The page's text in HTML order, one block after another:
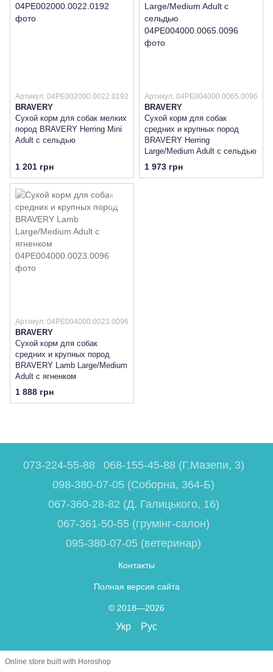
Артикул: 04PE002000.0022.0192
BRAVERY
Сухой корм для собак мелких
пород BRAVERY Herring Mini
Adult с сельдью
1 201 грн
Артикул: 04PE004000.0065.0096
BRAVERY
Сухой корм для собак
средних и крупных пород
BRAVERY Herring
Large/Medium Adult с сельдью
1 973 грн
Артикул: 04PE004000.0023.0096
BRAVERY
Сухой корм для собак
средних и крупных пород
BRAVERY Lamb Large/Medium
Adult с ягненком
1 888 грн
073-224-55-88
068-155-45-88 (Г.Мазепи, 3)
098-380-07-05 (Соборна, 364-Б)
067-360-28-82 (Д. Галицького, 16)
067-361-50-55 (грумінг-салон)
095-380-07-05 (ветеринар)
Контакты
Полная версия сайта
© 2018—2026
Укр Рус
Online store built with Horoshop